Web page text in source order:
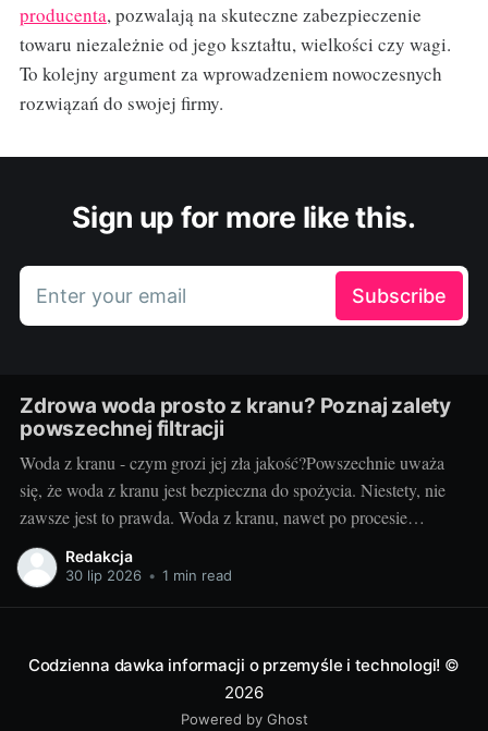
producenta, pozwalają na skuteczne zabezpieczenie
towaru niezależnie od jego kształtu, wielkości czy wagi.
To kolejny argument za wprowadzeniem nowoczesnych
rozwiązań do swojej firmy.
Sign up for more like this.
Enter your email Subscribe
Zdrowa woda prosto z kranu? Poznaj zalety
powszechnej filtracji
Woda z kranu - czym grozi jej zła jakość?Powszechnie uważa
się, że woda z kranu jest bezpieczna do spożycia. Niestety, nie
zawsze jest to prawda. Woda z kranu, nawet po procesie
oczyszczania i uzdatniania, może zawierać szereg
niebezpiecznych substancji, takich jak metale ciężkie,
Redakcja
30 lip 2026 • 1 min read
Codzienna dawka informacji o przemyśle i technologi! ©
2026
Powered by Ghost